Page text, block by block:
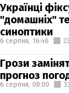
Українці
"домашніх"
синоптики
6 серпня, 16:46
Грози
прогноз
6 серпня, 08:00